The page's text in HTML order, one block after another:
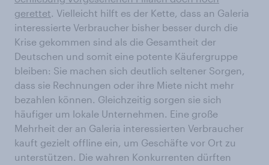
gerettet. Vielleicht hilft es der Kette, dass an Galeria
interessierte Verbraucher bisher besser durch die
Krise gekommen sind als die Gesamtheit der
Deutschen und somit eine potente Käufergruppe
bleiben: Sie machen sich deutlich seltener Sorgen,
dass sie Rechnungen oder ihre Miete nicht mehr
bezahlen können. Gleichzeitig sorgen sie sich
häufiger um lokale Unternehmen. Eine große
Mehrheit der an Galeria interessierten Verbraucher
kauft gezielt offline ein, um Geschäfte vor Ort zu
unterstützen. Die wahren Konkurrenten dürften